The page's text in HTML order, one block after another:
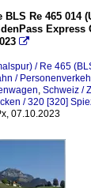
Re 465 014
Express

/ Re 465
/
Schweiz /
/ 320 [320]
07.10.2023